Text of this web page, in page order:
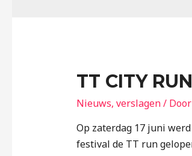
TT CITY
Nieuws, verslagen/ Door
Op zaterdag 17 juni
festival de TT run